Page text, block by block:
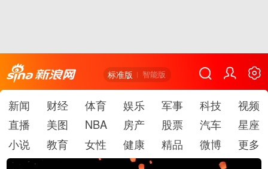
标准版 智能版
新闻 财经 体育 娱乐 军事 科技
视频
直播
美图 NBA 房产 股票 汽车
星座
小说
教育 女性 健康 精品 微博 更多